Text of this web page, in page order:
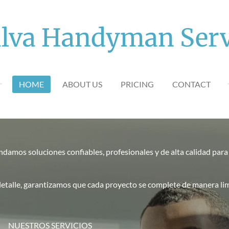
Handyman
HOME ABOUT US PRICING CONTACT
soluciones confiables, profesionales y de alta calidad
garantizamos que cada proyecto se complete de manera